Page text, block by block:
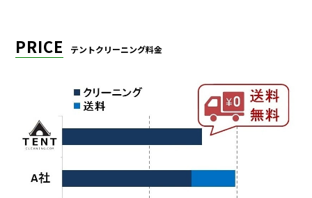
PRICE テントクリーニング料金